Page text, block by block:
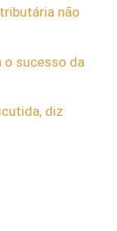
não
o sucesso da
diz